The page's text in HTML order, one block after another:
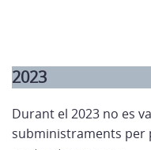
2023
Durant el 2023 no es
subministraments per